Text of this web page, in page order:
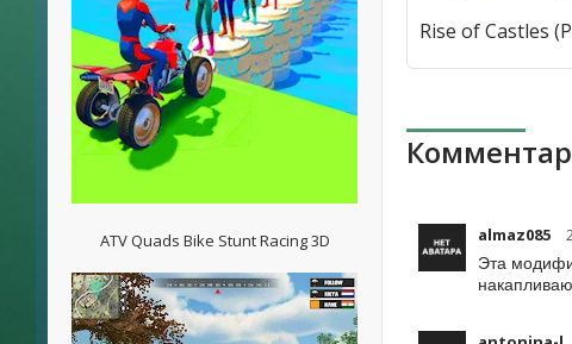
ATV Quads Bike Stunt Racing 3D almaz085
Эта